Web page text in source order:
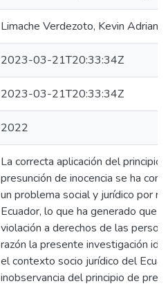
Limache Verdezoto, Kevin Adrian
2023-03-21T20:33:34Z
2023-03-21T20:33:34Z
2022
La correcta aplicación del principio
presunción de inocencia se ha
un problema social y jurídico por
Ecuador, lo que ha generado que
violación a derechos de las
razón la presente investigación
el contexto socio jurídico del
inobservancia del principio de